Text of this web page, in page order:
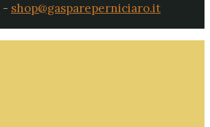
- shop@gaspareperniciaro.it